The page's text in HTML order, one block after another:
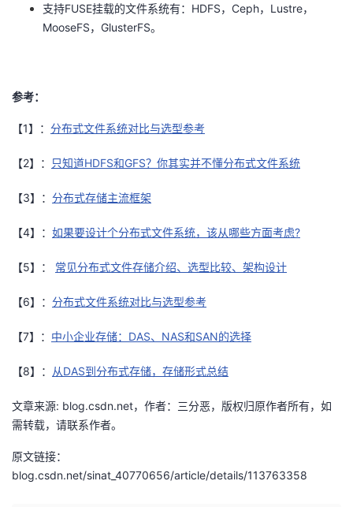
支持FUSE挂载的文件系统有：HDFS，Ceph，Lustre，
MooseFS，GlusterFS。
参考：
【1】： 分布式文件系统对比与选型参考
【2】： 只知道HDFS和GFS？你其实并不懂分布式文件系统
【3】： 分布式存储主流框架
【4】： 如果要设计个分布式文件系统，该从哪些方面考虑?
【5】： 常见分布式文件存储介绍、选型比较、架构设计
【6】： 分布式文件系统对比与选型参考
【7】： 中小企业存储：DAS、NAS和SAN的选择
【8】： 从DAS到分布式存储，存储形式总结
文章来源: blog.csdn.net，作者：三分恶，版权归原作者所有，如
需转载，请联系作者。
原文链接：
blog.csdn.net/sinat_40770656/article/details/113763358